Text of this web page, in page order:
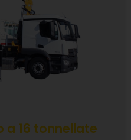
a 16 tonnellate